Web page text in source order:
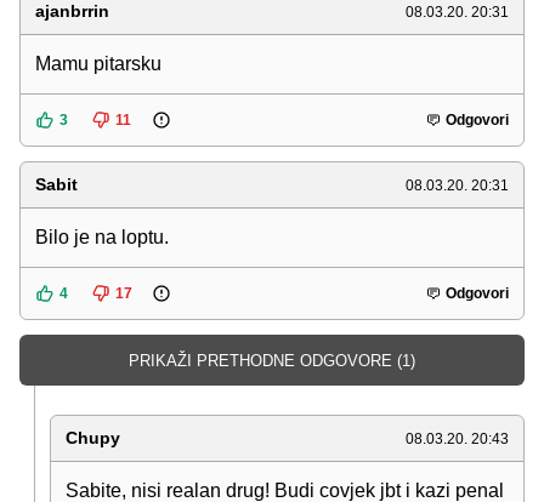
ajanbrrin 08.03.20. 20:31
Mamu pitarsku
3 11 Odgovori
Sabit 08.03.20. 20:31
Bilo je na loptu.
4 17 Odgovori
PRIKAŽI PRETHODNE ODGOVORE (1)
Chupy 08.03.20. 20:43
Sabite, nisi realan drug! Budi covjek jbt i kazi penal